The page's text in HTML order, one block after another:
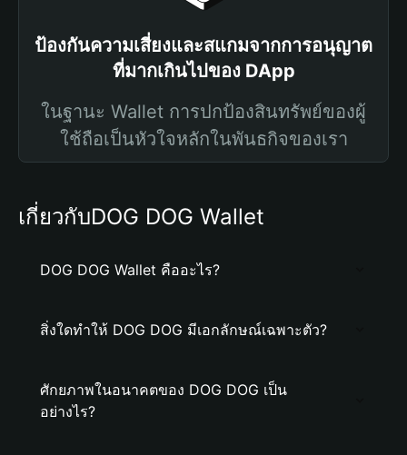
ป้องกันความเสี่ยงและสแกมจากการอนุญาต
ที่มากเกินไปของ DApp
ในฐานะ Wallet การปกป้องสินทรัพย์ของผู้
ใช้ถือเป็นหัวใจหลักในพันธกิจของเรา
เกี่ยวกับDOG DOG Wallet
DOG DOG Wallet คืออะไร?
สิ่งใดทำให้ DOG DOG มีเอกลักษณ์เฉพาะตัว?
ศักยภาพในอนาคตของ DOG DOG เป็น
อย่างไร?